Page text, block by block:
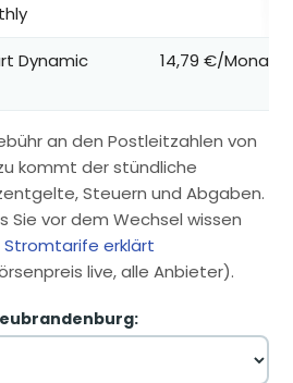
Dynamic 14,79 €/Monat
an den Postleitzahlen von
kommt der stündliche
Steuern und Abgaben.
Sie vor dem Wechsel wissen
Stromtarife erklärt
live, alle Anbieter).